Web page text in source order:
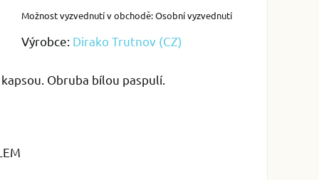
Osobní vyzvednutí
Výrobce: Dirako Trutnov (CZ)
Obruba bílou paspulí.